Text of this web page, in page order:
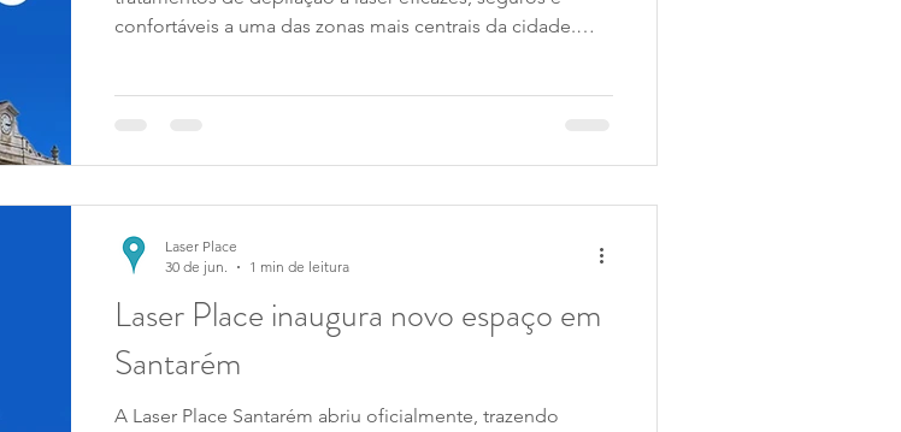
confortáveis a uma das zonas mais centrais da cidade.
Laser Place inaugura novo espaço em
Santarém
A Laser Place Santarém abriu oficialmente, trazendo
Laser Place
30 de jun.
1 min de leitura